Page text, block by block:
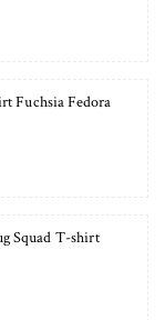
Fuchsia Fedora
Squad T-shirt